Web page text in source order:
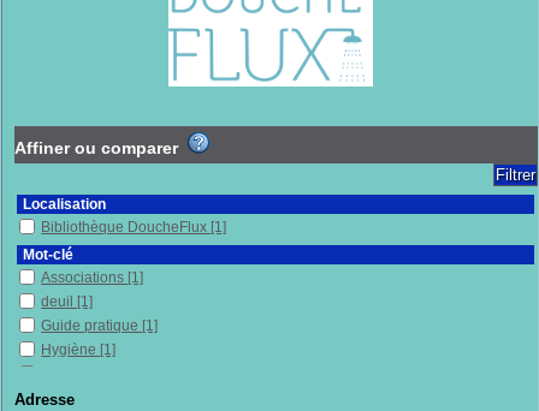
Affiner ou comparer
Localisation
Bibliothèque DoucheFlux [1]
Mot-clé
Associations [1]
deuil
[1]
Guide pratique [1]
Hygiène [1]
Réinsertion
Adresse